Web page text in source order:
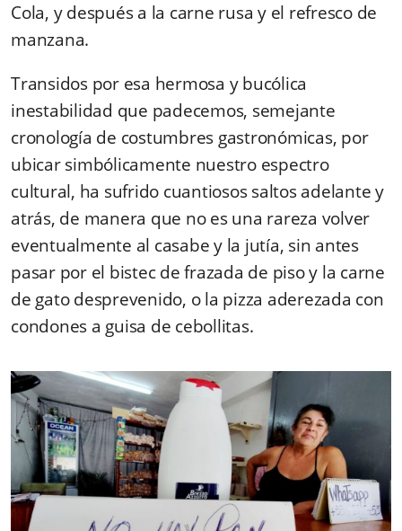
Cola, y después a la carne rusa y el refresco de
manzana.
Transidos por esa hermosa y bucólica
inestabilidad que padecemos, semejante
cronología de costumbres gastronómicas, por
ubicar simbólicamente nuestro espectro
cultural, ha sufrido cuantiosos saltos adelante y
atrás, de manera que no es una rareza volver
eventualmente al casabe y la jutía, sin antes
pasar por el bistec de frazada de piso y la carne
de gato desprevenido, o la pizza aderezada con
condones a guisa de cebollitas.